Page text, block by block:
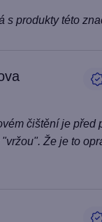
s produkty této
hvězdiček.
čištění je před
Že je to